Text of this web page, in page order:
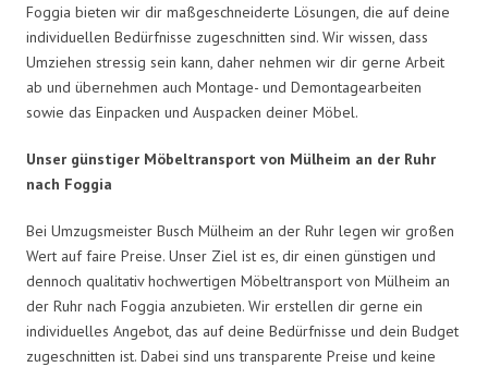
Foggia bieten wir dir maßgeschneiderte Lösungen, die auf deine
individuellen Bedürfnisse zugeschnitten sind. Wir wissen, dass
Umziehen stressig sein kann, daher nehmen wir dir gerne Arbeit
ab und übernehmen auch Montage- und Demontagearbeiten
sowie das Einpacken und Auspacken deiner Möbel.
Unser günstiger Möbeltransport von Mülheim an der Ruhr
nach Foggia
Bei Umzugsmeister Busch Mülheim an der Ruhr legen wir großen
Wert auf faire Preise. Unser Ziel ist es, dir einen günstigen und
dennoch qualitativ hochwertigen Möbeltransport von Mülheim an
der Ruhr nach Foggia anzubieten. Wir erstellen dir gerne ein
individuelles Angebot, das auf deine Bedürfnisse und dein Budget
zugeschnitten ist. Dabei sind uns transparente Preise und keine